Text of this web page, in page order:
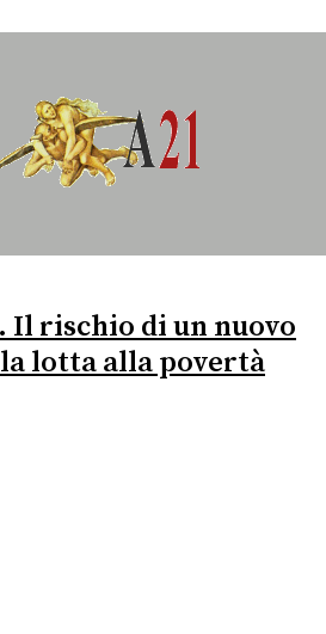
Il rischio di un nuovo
lotta alla povertà